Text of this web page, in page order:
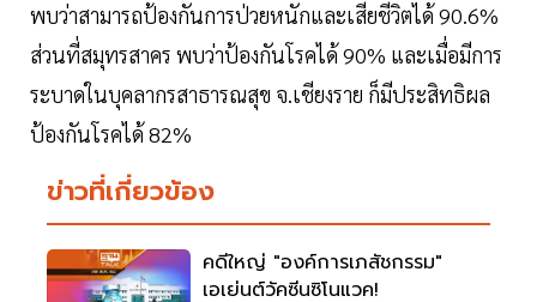
พบว่าสามารถป้องกันการป่วยหนักและเสียชีวิตได้ 90.6%
ส่วนที่สมุทรสาคร พบว่าป้องกันโรคได้ 90% และเมื่อมีการ
ระบาดในบุคลากรสาธารณสุข จ.เชียงราย ก็มีประสิทธิผล
ป้องกันโรคได้ 82%
ข่าวที่เกี่ยวข้อง
คดีใหญ่ "องค์การเภสัชกรรม"
เอเย่นต์วัคซีนซิโนแวค!